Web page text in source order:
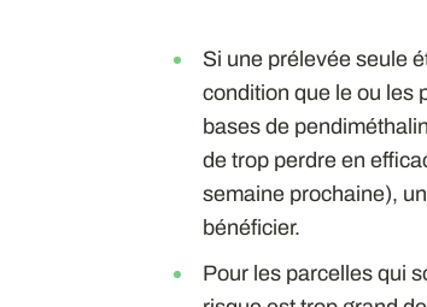
Si une prélevée seule
condition que le ou les
bases de
de trop perdre en
semaine prochaine),
bénéficier.
Pour les parcelles qui